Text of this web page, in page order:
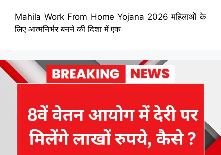
Mahila Work From Home Yojana 2026 महिलाओं के
लिए आत्मनिर्भर बनने की दिशा में एक